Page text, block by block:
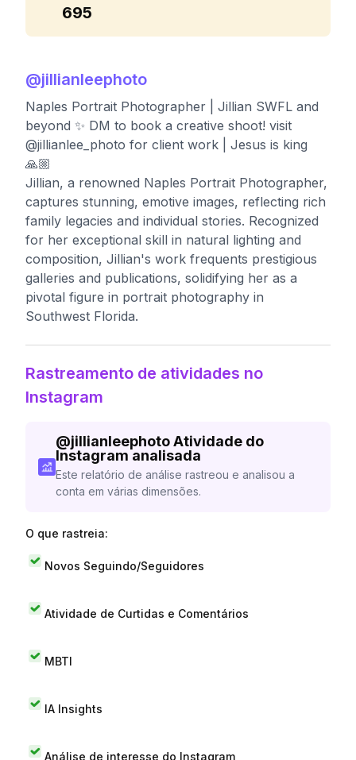
695
@jillianleephoto
Naples Portrait Photographer | Jillian SWFL and
beyond ✨ DM to book a creative shoot! visit
@jillianlee_photo for client work | Jesus is king
🙏🏼
Jillian, a renowned Naples Portrait Photographer,
captures stunning, emotive images, reflecting rich
family legacies and individual stories. Recognized
for her exceptional skill in natural lighting and
composition, Jillian's work frequents prestigious
galleries and publications, solidifying her as a
pivotal figure in portrait photography in
Southwest Florida.
Rastreamento de atividades no
Instagram
@jillianleephoto Atividade do
Instagram analisada
Este relatório de análise rastreou e analisou a
conta em várias dimensões.
O que rastreia:
Novos Seguindo/Seguidores
Atividade de Curtidas e Comentários
MBTI
IA Insights
Análise de interesse do Instagram